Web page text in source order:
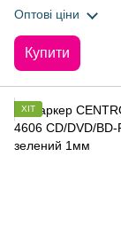
Оптові ціни
Купити
ХІТ